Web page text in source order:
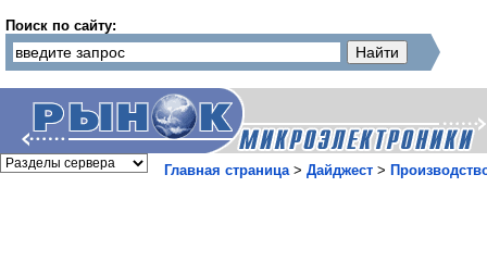
Поиск по сайту:
Главная страница> Дайджест >